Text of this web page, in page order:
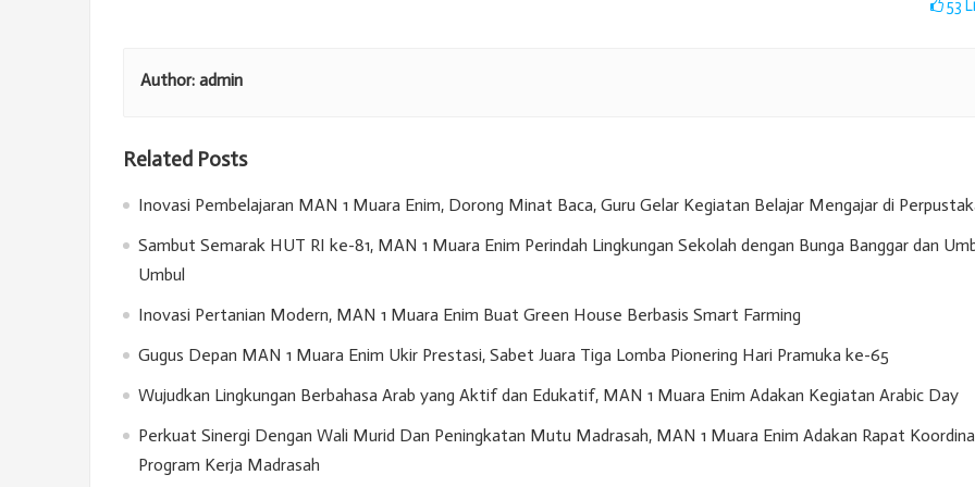
53
Author: admin
Related Posts
Inovasi Pembelajaran MAN 1 Muara Enim, Dorong Minat Baca, Guru Gelar Kegiatan Belajar Mengajar di
Sambut Semarak HUT RI ke-81, MAN 1 Muara Enim Perindah Lingkungan Sekolah dengan Bunga Banggar dan
Umbul
Inovasi Pertanian Modern, MAN 1 Muara Enim Buat Green House Berbasis Smart Farming
Gugus Depan MAN 1 Muara Enim Ukir Prestasi, Sabet Juara Tiga Lomba Pionering Hari Pramuka ke-65
Wujudkan Lingkungan Berbahasa Arab yang Aktif dan Edukatif, MAN 1 Muara Enim Adakan Kegiatan Arabic Day
Perkuat Sinergi Dengan Wali Murid Dan Peningkatan Mutu Madrasah, MAN 1 Muara Enim Adakan Rapat
Program Kerja Madrasah